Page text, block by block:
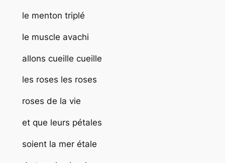
le menton triplé
le muscle avachi
allons cueille cueille
les roses les roses
roses de la vie
et que leurs pétales
soient la mer étale